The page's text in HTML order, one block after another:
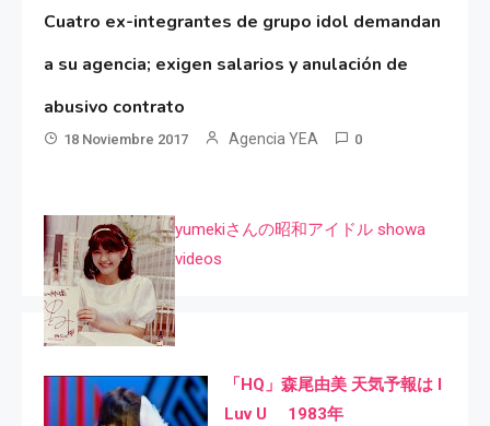
Cuatro ex-integrantes de grupo idol demandan
a su agencia; exigen salarios y anulación de
abusivo contrato
18 Noviembre 2017 Agencia YEA 0
yumekiさんの昭和アイドル showa
videos
「HQ」森尾由美 天気予報は I
Luv U 1983年